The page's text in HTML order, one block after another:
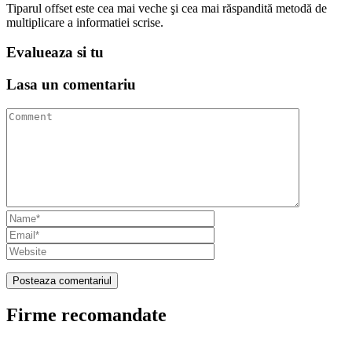
Tiparul offset este cea mai veche şi cea mai răspandită metodă de
multiplicare a informatiei scrise.
Evalueaza si tu
Lasa un comentariu
Firme recomandate